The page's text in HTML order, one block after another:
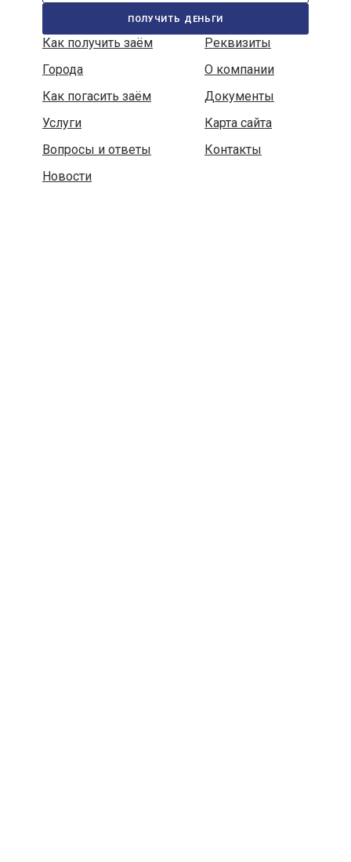
получить деньги
Как получить заём
Реквизиты
Города
О компании
Как погасить заём
Документы
Услуги
Карта сайта
Вопросы и ответы
Контакты
Новости